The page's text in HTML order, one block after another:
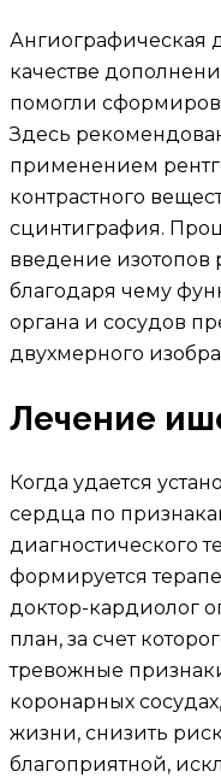
Ангиографическая
качестве
помогли
Здесь
применением
контрастного
сцинтиграфия.
введение изотопов
благодаря чему
органа и сосудов
двухмерного
Лечение
Когда удается
сердца по
диагностического
формируется
доктор-кардиолог
план, за счет
тревожные
коронарных
жизни, снизить
благоприятной,